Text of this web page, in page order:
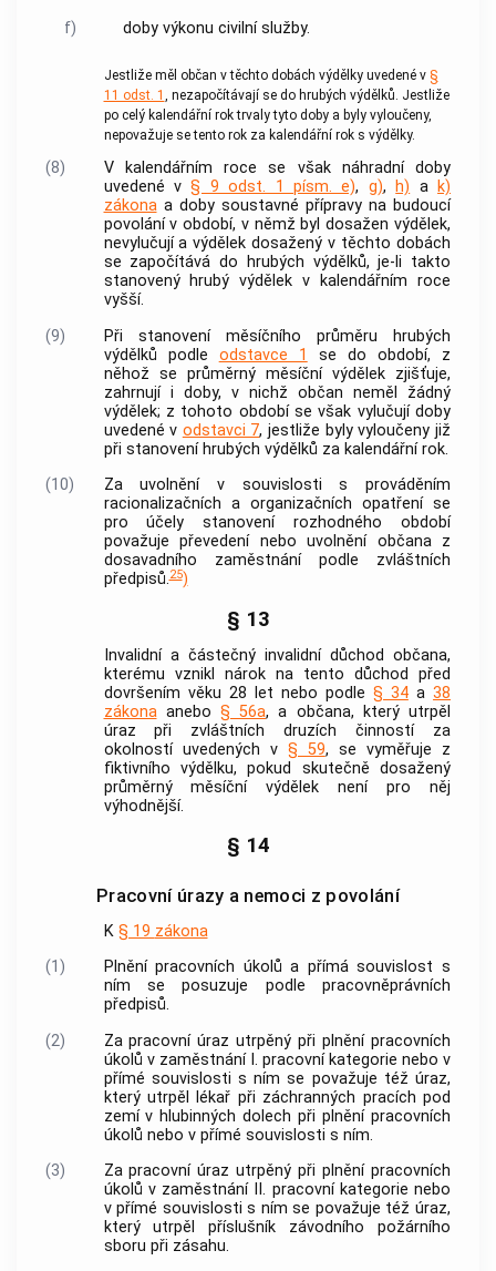
f) doby výkonu civilní služby.
Jestliže měl občan v těchto dobách výdělky uvedené v §
11 odst. 1 , nezapočítávají se do hrubých výdělků. Jestliže
po celý kalendářní rok trvaly tyto doby a byly vyloučeny,
nepovažuje se tento rok za kalendářní rok s výdělky.
(8)
V kalendářním roce se však náhradní doby
uvedené v§ 9 odst. 1 písm. e), g), h) a k)
zákonaa doby soustavné přípravy na budoucí
povolání v období, v němž byl dosažen výdělek,
nevylučují a výdělek dosažený v těchto dobách
se započítává do hrubých výdělků, je-li takto
stanovený hrubý výdělek v kalendářním roce
vyšší.
(9)
Při stanovení měsíčního průměru hrubých
výdělků podle odstavce 1
se do období, z
něhož se průměrný měsíční výdělek zjišťuje,
zahrnují i doby, v nichž občan neměl žádný
výdělek; z tohoto období se však vylučují doby
uvedené v odstavci 7, jestliže byly vyloučeny již
při stanovení hrubých výdělků za kalendářní rok.
(10)
Za uvolnění v souvislosti s prováděním
racionalizačních a organizačních opatření se
pro účely stanovenírozhodného období
považuje převedení nebo uvolnění občana z
dosavadního zaměstnánípodle zvláštních
předpisů.25)
§ 13
Invalidní a částečný invalidní důchod občana,
kterému vznikl nárok na tento důchod před
dovršením věku 28 let nebo podle § 34a38
zákonaanebo § 56a, a občana, který utrpěl
úraz při zvláštních druzích činností za
okolností uvedených v § 59, se vyměřuje z
fiktivního výdělku, pokud skutečně dosažený
průměrný měsíční výdělek není pro něj
výhodnější.
§ 14
Pracovní úrazy a nemoci z povolání
K § 19 zákona
(1)
Plnění pracovních úkolů a přímá souvislost s
ním se posuzuje podle pracovněprávních
předpisů.
(2)
Za pracovníúraz utrpěný při plnění pracovních
úkolů v zaměstnáníI. pracovní kategorie nebo v
přímé souvislosti s ním se považuje též úraz,
který utrpěl lékař při záchranných pracích pod
zemí v hlubinných dolech při plnění pracovních
úkolů nebo v přímé souvislosti s ním.
(3)
Za pracovníúraz utrpěný při plnění pracovních
úkolů v zaměstnáníII. pracovní kategorie nebo
v přímé souvislosti s ním se považuje též úraz,
který utrpěl příslušník závodního požárního
sboru při zásahu.